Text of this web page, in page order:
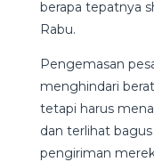
berapa tepatnya
Rabu.
Pengemasan
menghindari
tetapi harus
dan terlihat
pengiriman